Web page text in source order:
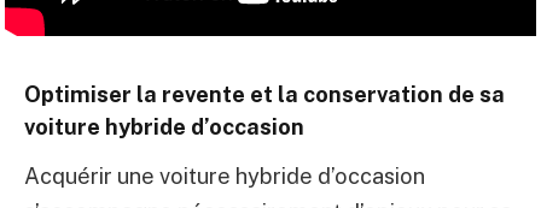
Optimiser la revente et la conservation de sa
voiture hybride d’occasion
Acquérir une voiture hybride d’occasion